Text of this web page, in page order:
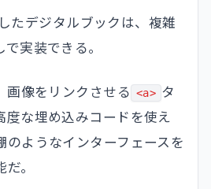
たデジタルブックは、複雑
実装できる。
画像をリンクさせる <a> タ
度な埋め込みコードを使え
のようなインターフェースを
。